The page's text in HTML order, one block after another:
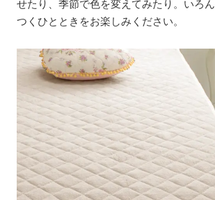
せたり、季節で色を変えてみたり。いろ
つくひとときをお楽しみください。